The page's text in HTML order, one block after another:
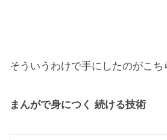
そういうわけで手にしたのがこち
まんがで身につく 続ける技術